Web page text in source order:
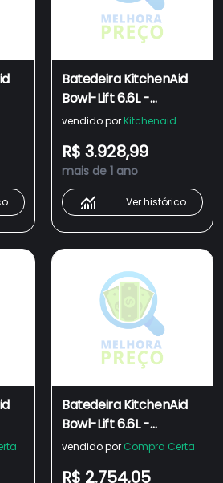
Batedeira KitchenAid
Bowl-Lift 6.6L -
KEC66AV
vendido por Kitchenaid
R$ 3.928,99
mais de 1 ano
Ver histórico
Batedeira KitchenAid
Bowl-Lift 6.6L -
KEC66AV Outlet
vendido por Compra Certa
R$ 2.754,05